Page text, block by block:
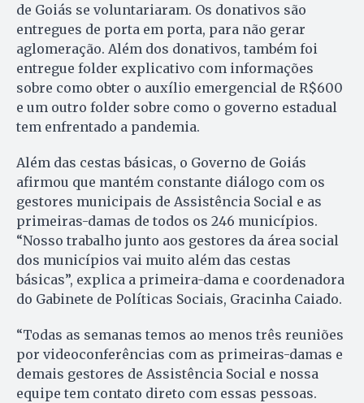
de Goiás se voluntariaram. Os donativos são
entregues de porta em porta, para não gerar
aglomeração. Além dos donativos, também foi
entregue folder explicativo com informações
sobre como obter o auxílio emergencial de R$600
e um outro folder sobre como o governo estadual
tem enfrentado a pandemia.
Além das cestas básicas, o Governo de Goiás
afirmou que mantém constante diálogo com os
gestores municipais de Assistência Social e as
primeiras-damas de todos os 246 municípios.
“Nosso trabalho junto aos gestores da área social
dos municípios vai muito além das cestas
básicas”, explica a primeira-dama e coordenadora
do Gabinete de Políticas Sociais, Gracinha Caiado.
“Todas as semanas temos ao menos três reuniões
por videoconferências com as primeiras-damas e
demais gestores de Assistência Social e nossa
equipe tem contato direto com essas pessoas.